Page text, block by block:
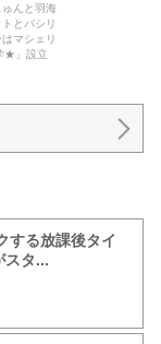
んと羽海
とパシリ
マシェリ
★」設立
する放課後タイ
スタ...